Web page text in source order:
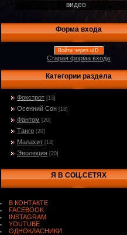
видео
Форма входа
Войти через uID
Старая форма входа
Категории раздела
Фокстрот [13]
Осенний Сон [18]
Фантом [20]
Танго [20]
Малахит [14]
Эволюция [20]
Я В СОЦ.СЕТЯХ
В КОНТАКТЕ
FACEBOOK
INSTAGRAM
YOUTUBE
ОДНОКЛАСНИКИ